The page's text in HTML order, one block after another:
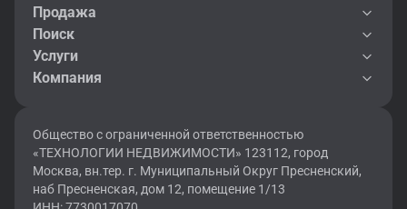
Продажа
Поиск
Услуги
Компания
Общество с ограниченной ответственностью
«ТЕХНОЛОГИИ НЕДВИЖИМОСТИ» 123112, город
Москва, вн.тер. г. Муниципальный Округ Пресненский,
наб Пресненская, дом 12, помещение 1/13